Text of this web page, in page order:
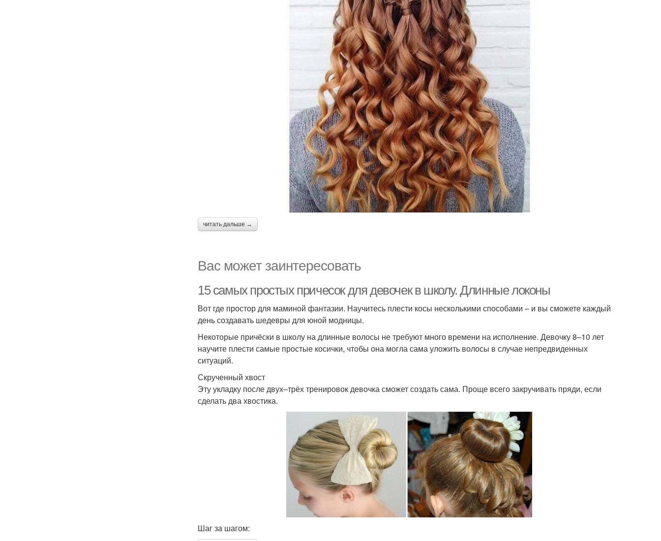
читать дальше →
Вас может заинтересовать
15 самых простых причесок для девочек в школу. Длинные локоны
Вот где простор для маминой фантазии. Научитесь плести косы несколькими способами – и вы сможете каждый
день создавать шедевры для юной модницы.
Некоторые причёски в школу на длинные волосы не требуют много времени на исполнение. Девочку 8–10 лет
научите плести самые простые косички, чтобы она могла сама уложить волосы в случае непредвиденных
ситуаций.
Скрученный хвост
Эту укладку после двух–трёх тренировок девочка сможет создать сама. Проще всего закручивать пряди, если
сделать два хвостика.
Шаг за шагом: